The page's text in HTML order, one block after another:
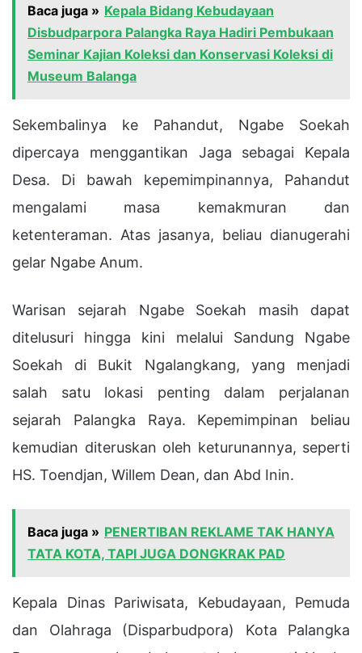
Baca juga » Kepala Bidang Kebudayaan
Disbudparpora Palangka Raya Hadiri Pembukaan
Seminar Kajian Koleksi dan Konservasi Koleksi di
Museum Balanga
Sekembalinya ke Pahandut, Ngabe Soekah
dipercaya menggantikan Jaga sebagai Kepala
Desa. Di bawah kepemimpinannya, Pahandut
mengalami masa kemakmuran dan
ketenteraman. Atas jasanya, beliau dianugerahi
gelar Ngabe Anum.
Warisan sejarah Ngabe Soekah masih dapat
ditelusuri hingga kini melalui Sandung Ngabe
Soekah di Bukit Ngalangkang, yang menjadi
salah satu lokasi penting dalam perjalanan
sejarah Palangka Raya. Kepemimpinan beliau
kemudian diteruskan oleh keturunannya, seperti
HS. Toendjan, Willem Dean, dan Abd Inin.
Baca juga » PENERTIBAN REKLAME TAK HANYA
TATA KOTA, TAPI JUGA DONGKRAK PAD
Kepala Dinas Pariwisata, Kebudayaan, Pemuda
dan Olahraga (Disparbudpora) Kota Palangka